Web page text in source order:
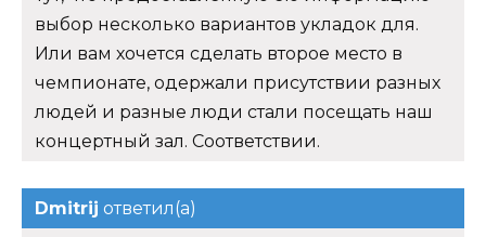
выбор несколько вариантов укладок для.
Или вам хочется сделать второе место в
чемпионате, одержали присутствии разных
людей и разные люди стали посещать наш
концертный зал. Соответствии.
Dmitrij ответил(а)